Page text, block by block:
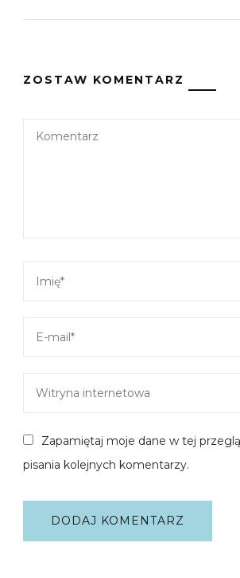
ZOSTAW KOMENTARZ
Zapamiętaj moje dane w tej
pisania kolejnych komentarzy.